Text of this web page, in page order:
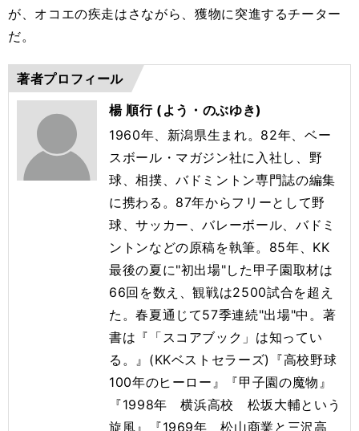
が、オコエの疾走はさながら、獲物に突進するチーター
だ。
著者プロフィール
楊 順行 (よう・のぶゆき)
1960年、新潟県生まれ。82年、ベー
スボール・マガジン社に入社し、野
球、相撲、バドミントン専門誌の編集
に携わる。87年からフリーとして野
球、サッカー、バレーボール、バドミ
ントンなどの原稿を執筆。85年、KK
最後の夏に"初出場"した甲子園取材は
66回を数え、観戦は2500試合を超え
た。春夏通じて57季連続"出場"中。著
書は『「スコアブック」は知ってい
る。』(KKベストセラーズ)『高校野球
100年のヒーロー』『甲子園の魔物』
『1998年 横浜高校 松坂大輔という
旋風』『1969年 松山商業と三沢高